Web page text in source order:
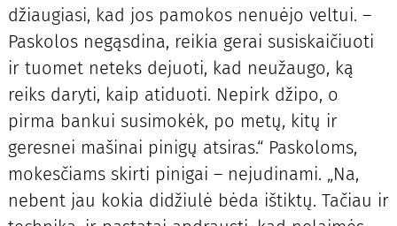
džiaugiasi, kad jos pamokos nenuėjo veltui. –
Paskolos negąsdina, reikia gerai susiskaičiuoti
ir tuomet neteks dejuoti, kad neužaugo, ką
reiks daryti, kaip atiduoti. Nepirk džipo, o
pirma bankui susimokėk, po metų, kitų ir
geresnei mašinai pinigų atsiras.“ Paskoloms,
mokesčiams skirti pinigai – nejudinami. „Na,
nebent jau kokia didžiulė bėda ištiktų. Tačiau ir